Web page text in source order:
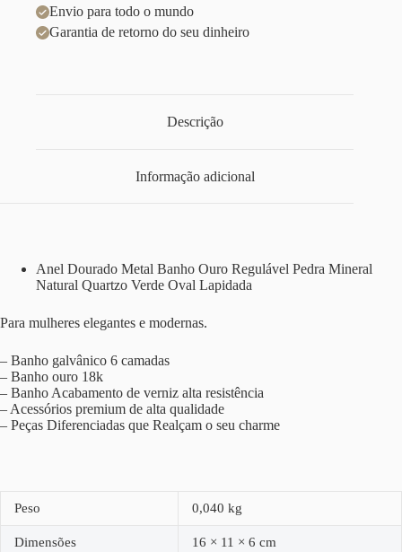
Envio para todo o mundo
Garantia de retorno do seu dinheiro
Descrição
Informação adicional
Anel Dourado Metal Banho Ouro Regulável Pedra Mineral
Natural Quartzo Verde Oval Lapidada
Para mulheres elegantes e modernas.
– Banho galvânico 6 camadas
– Banho ouro 18k
– Banho Acabamento de verniz alta resistência
– Acessórios premium de alta qualidade
– Peças Diferenciadas que Realçam o seu charme
Peso 0,040 kg
Dimensões 16 × 11 × 6 cm